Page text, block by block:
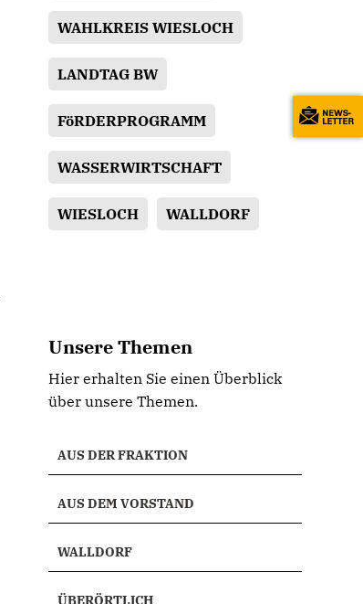
WAHLKREIS WIESLOCH
LANDTAG BW
FöRDERPROGRAMM
WASSERWIRTSCHAFT
WIESLOCH WALLDORF
Unsere Themen
Hier erhalten Sie einen Überblick
über unsere Themen.
AUS DER FRAKTION
AUS DEM VORSTAND
WALLDORF
ÜBERÖRTLICH